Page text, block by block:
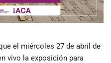
el miércoles 27 de abril de
vivo la exposición para